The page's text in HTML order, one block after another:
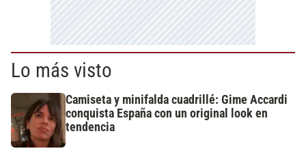
Lo más visto
Camiseta y minifalda cuadrillé: Gime Accardi
conquista España con un original look en
tendencia